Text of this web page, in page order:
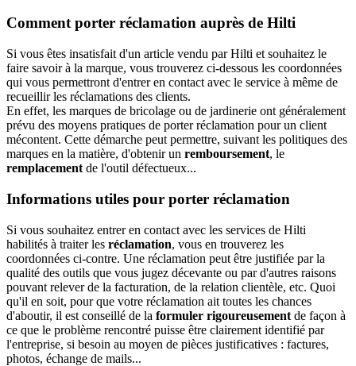
Comment porter réclamation auprès de Hilti
Si vous êtes insatisfait d'un article vendu par Hilti et souhaitez le
faire savoir à la marque, vous trouverez ci-dessous les coordonnées
qui vous permettront d'entrer en contact avec le service à même de
recueillir les réclamations des clients.
En effet, les marques de bricolage ou de jardinerie ont généralement
prévu des moyens pratiques de porter réclamation pour un client
mécontent. Cette démarche peut permettre, suivant les politiques des
marques en la matière, d'obtenir un remboursement, le
remplacement de l'outil défectueux...
Informations utiles pour porter réclamation
Si vous souhaitez entrer en contact avec les services de Hilti
habilités à traiter les réclamation, vous en trouverez les
coordonnées ci-contre. Une réclamation peut être justifiée par la
qualité des outils que vous jugez décevante ou par d'autres raisons
pouvant relever de la facturation, de la relation clientèle, etc. Quoi
qu'il en soit, pour que votre réclamation ait toutes les chances
d'aboutir, il est conseillé de la formuler rigoureusement de façon à
ce que le problème rencontré puisse être clairement identifié par
l'entreprise, si besoin au moyen de pièces justificatives : factures,
photos, échange de mails...